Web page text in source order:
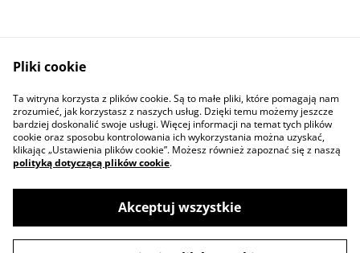
Kontakt
Warunki
Polityka prywatności
Ciasteczka
©2026Adam Kosik Ilustracje
Pliki cookie
Ta witryna korzysta z plików cookie. Są to małe pliki, które pomagają nam
zrozumieć, jak korzystasz z naszych usług. Dzięki temu możemy jeszcze
bardziej doskonalić swoje usługi. Więcej informacji na temat tych plików
cookie oraz sposobu kontrolowania ich wykorzystania można uzyskać,
klikając „Ustawienia plików cookie”. Możesz również zapoznać się z naszą
polityką dotyczącą plików cookie.
Akceptuj wszystkie